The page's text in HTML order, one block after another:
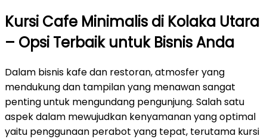
Kursi Cafe Minimalis di Kolaka Utara
– Opsi Terbaik untuk Bisnis Anda
Dalam bisnis kafe dan restoran, atmosfer yang
mendukung dan tampilan yang menawan sangat
penting untuk mengundang pengunjung. Salah satu
aspek dalam mewujudkan kenyamanan yang optimal
yaitu penggunaan perabot yang tepat, terutama kursi